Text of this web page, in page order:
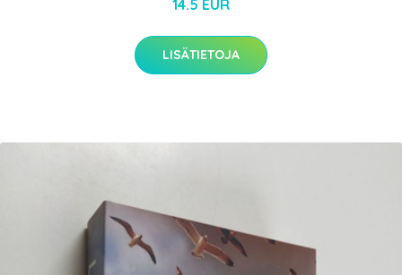
14.5 EUR
LISÄTIETOJA